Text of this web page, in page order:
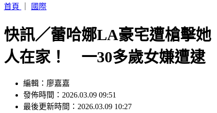
首頁
國際
快訊／蕾哈娜LA豪宅遭槍擊她
人在家！ 一30多歲女嫌遭逮
編輯：廖嘉嘉
發佈時間：2026.03.09 09:51
最後更新時間：2026.03.09 10:27